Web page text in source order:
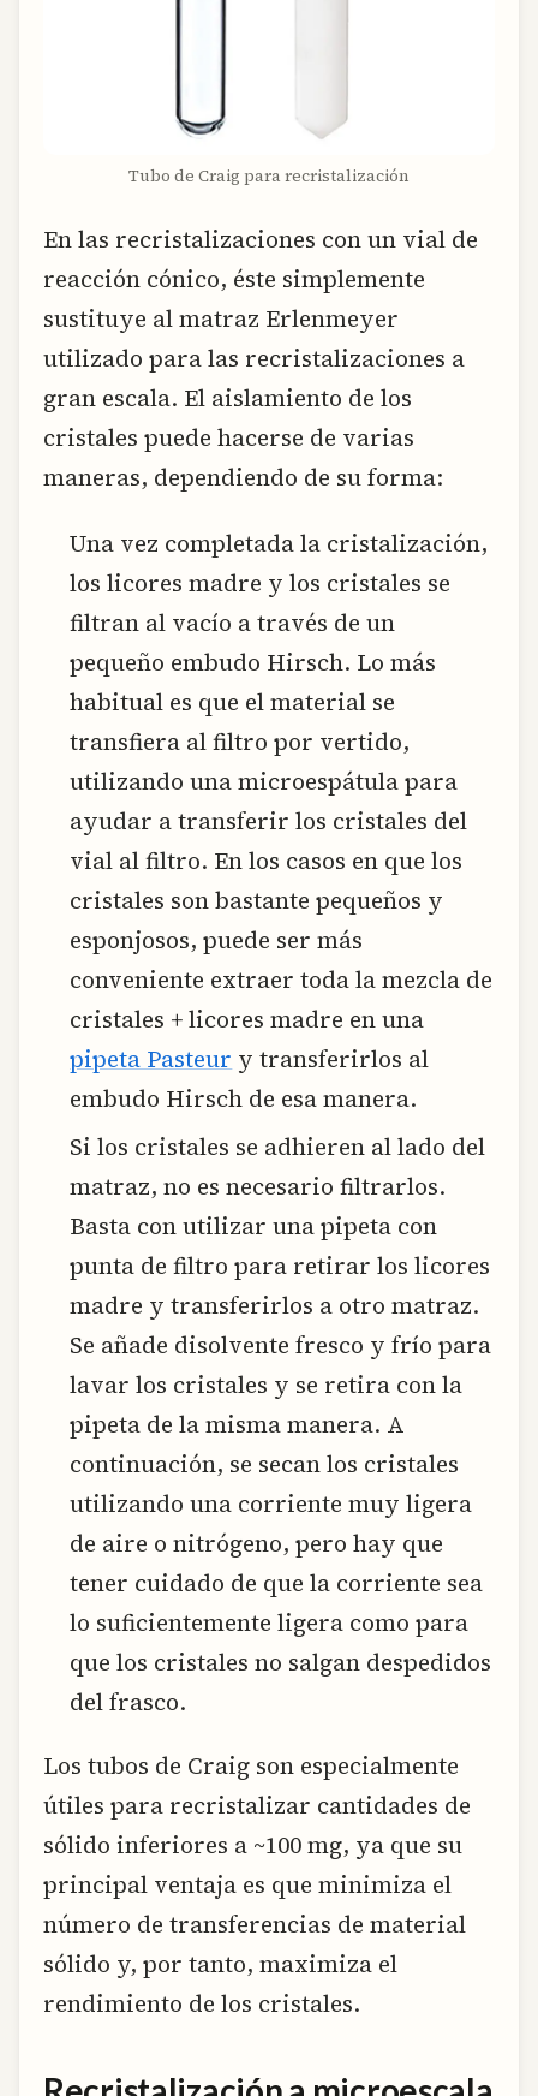
Tubo de Craig para recristalización
En las recristalizaciones con un vial de
reacción cónico, éste simplemente
sustituye al matraz Erlenmeyer
utilizado para las recristalizaciones a
gran escala. El aislamiento de los
cristales puede hacerse de varias
maneras, dependiendo de su forma:
Una vez completada la cristalización,
los licores madre y los cristales se
filtran al vacío a través de un
pequeño embudo Hirsch. Lo más
habitual es que el material se
transfiera al filtro por vertido,
utilizando una microespátula para
ayudar a transferir los cristales del
vial al filtro. En los casos en que los
cristales son bastante pequeños y
esponjosos, puede ser más
conveniente extraer toda la mezcla de
cristales + licores madre en una
pipeta Pasteur y transferirlos al
embudo Hirsch de esa manera.
Si los cristales se adhieren al lado del
matraz, no es necesario filtrarlos.
Basta con utilizar una pipeta con
punta de filtro para retirar los licores
madre y transferirlos a otro matraz.
Se añade disolvente fresco y frío para
lavar los cristales y se retira con la
pipeta de la misma manera. A
continuación, se secan los cristales
utilizando una corriente muy ligera
de aire o nitrógeno, pero hay que
tener cuidado de que la corriente sea
lo suficientemente ligera como para
que los cristales no salgan despedidos
del frasco.
Los tubos de Craig son especialmente
útiles para recristalizar cantidades de
sólido inferiores a ~100 mg, ya que su
principal ventaja es que minimiza el
número de transferencias de material
sólido y, por tanto, maximiza el
rendimiento de los cristales.